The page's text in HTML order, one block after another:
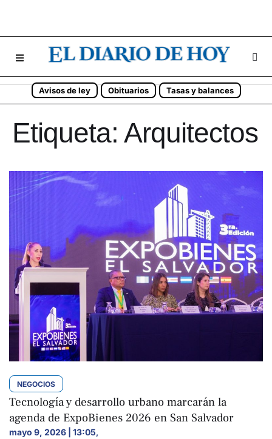
Avisos de ley Obituarios Tasas y balances
Etiqueta: Arquitectos
NEGOCIOS
Tecnología y desarrollo urbano marcarán la
agenda de ExpoBienes 2026 en San Salvador
mayo 9, 2026 | 13:05,